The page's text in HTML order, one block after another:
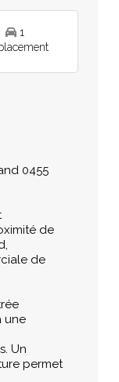
1
0455
de
de
une
Un
permet